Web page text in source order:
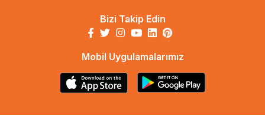
Bizi Takip Edin
Mobil Uygulamalarımız